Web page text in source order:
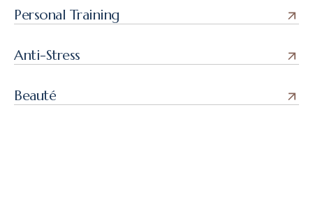
Personal Training
Anti-Stress
Beauté